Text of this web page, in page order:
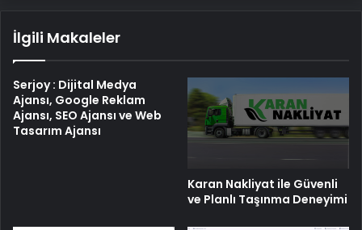
İlgili Makaleler
Serjoy : Dijital Medya
Ajansı, Google Reklam
Ajansı, SEO Ajansı ve Web
Tasarım Ajansı
Karan Nakliyat ile Güvenli
ve Planlı Taşınma Deneyimi